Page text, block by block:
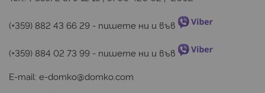
(+359) 882 43 66 29 - пишете ни и във
(+359) 884 02 73 99 - пишете ни и във
E-mail: e-domko@domko.com